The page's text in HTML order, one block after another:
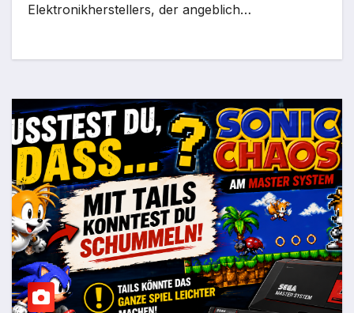
Elektronikherstellers, der angeblich…